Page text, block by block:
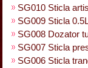
SG010 Sticla
SG009 Sticla
SG008 Dozator
SG007 Sticla
SG006 Sticla